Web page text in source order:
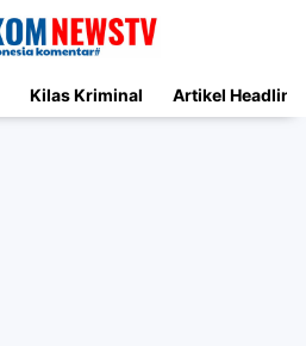
Kilas Kriminal Artikel Headline